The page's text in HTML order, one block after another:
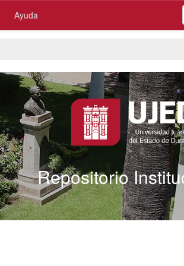
Ayuda
Repositorio